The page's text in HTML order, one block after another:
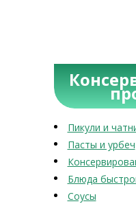
Пикули и
Пасты и урбеч
Блюда
Соусы